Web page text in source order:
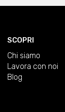
SCOPRI
Chi siamo
Lavora con noi
Blog